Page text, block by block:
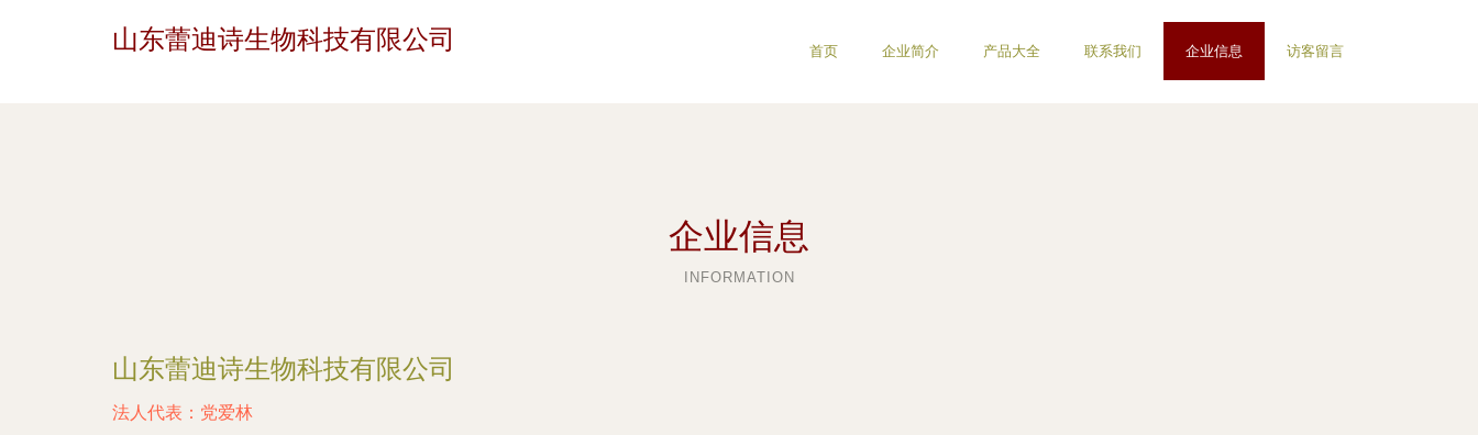
山东蕾迪诗生物科技有限公司 首页 企业简介 产品大全 联系我们 企业信息 访客留言
企业信息
INFORMATION
山东蕾迪诗生物科技有限公司
法人代表： 党爱林